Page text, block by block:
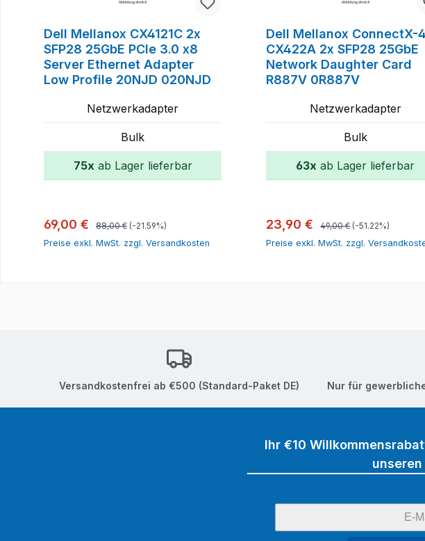
Dell Mellanox CX4121C 2x
SFP28 25GbE PCIe 3.0 x8
Server Ethernet Adapter
Low Profile 20NJD 020NJD
Netzwerkadapter
Bulk
75x ab Lager lieferbar
Verkaufspreis:
69,00 € Regulärer Preis:
88,00 € (-21.59%)
Preise exkl. MwSt. zzgl. Versandkosten
Dell Mellanox ConnectX-4
CX422A 2x SFP28 25GbE
Network Daughter Card
R887V 0R887V
Netzwerkadapter
Bulk
63x ab Lager lieferbar
Verkaufspreis:
23,90 € Regulärer Preis:
49,00 € (-51.22%)
Preise exkl. MwSt. zzgl.
Versandkostenfrei ab €500 (Standard-Paket DE) Nur für
Ihr €10